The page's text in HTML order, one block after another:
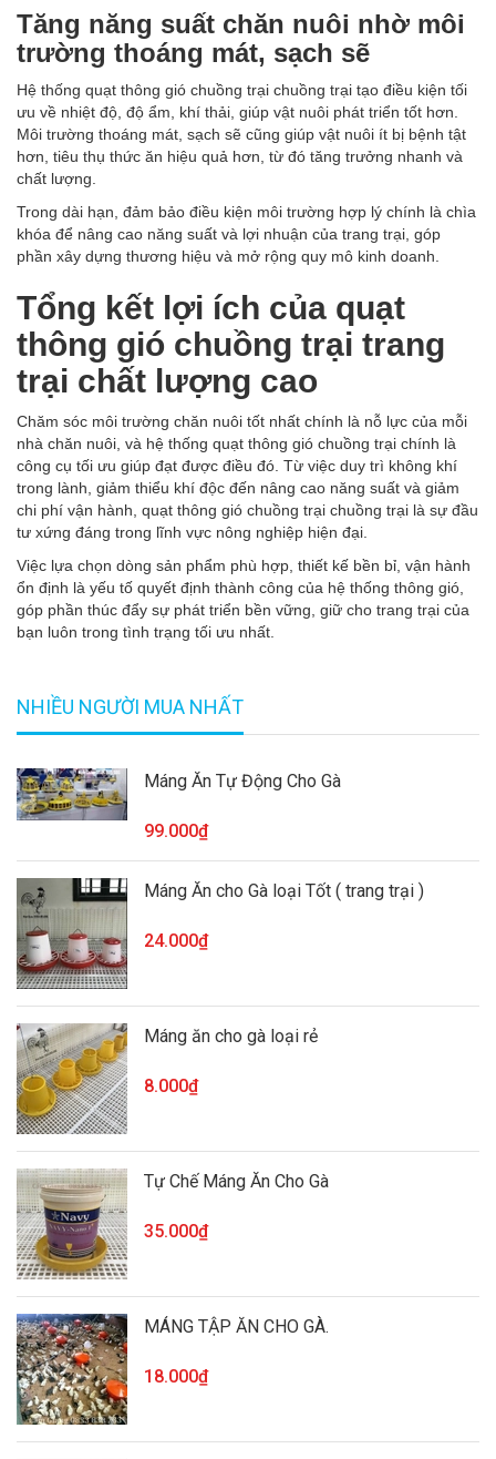
Tăng năng suất chăn nuôi nhờ môi
trường thoáng mát, sạch sẽ
Hệ thống quạt thông gió chuồng trại chuồng trại tạo điều kiện tối
ưu về nhiệt độ, độ ẩm, khí thải, giúp vật nuôi phát triển tốt hơn.
Môi trường thoáng mát, sạch sẽ cũng giúp vật nuôi ít bị bệnh tật
hơn, tiêu thụ thức ăn hiệu quả hơn, từ đó tăng trưởng nhanh và
chất lượng.
Trong dài hạn, đảm bảo điều kiện môi trường hợp lý chính là chìa
khóa để nâng cao năng suất và lợi nhuận của trang trại, góp
phần xây dựng thương hiệu và mở rộng quy mô kinh doanh.
Tổng kết lợi ích của quạt
thông gió chuồng trại trang
trại chất lượng cao
Chăm sóc môi trường chăn nuôi tốt nhất chính là nỗ lực của mỗi
nhà chăn nuôi, và hệ thống quạt thông gió chuồng trại chính là
công cụ tối ưu giúp đạt được điều đó. Từ việc duy trì không khí
trong lành, giảm thiểu khí độc đến nâng cao năng suất và giảm
chi phí vận hành, quạt thông gió chuồng trại chuồng trại là sự đầu
tư xứng đáng trong lĩnh vực nông nghiệp hiện đại.
Việc lựa chọn dòng sản phẩm phù hợp, thiết kế bền bỉ, vận hành
ổn định là yếu tố quyết định thành công của hệ thống thông gió,
góp phần thúc đẩy sự phát triển bền vững, giữ cho trang trại của
bạn luôn trong tình trạng tối ưu nhất.
NHIỀU NGƯỜI MUA NHẤT
Máng Ăn Tự Động Cho Gà
99.000₫
Máng Ăn cho Gà loại Tốt ( trang trại )
24.000₫
Máng ăn cho gà loại rẻ
8.000₫
Tự Chế Máng Ăn Cho Gà
35.000₫
MÁNG TẬP ĂN CHO GÀ.
18.000₫